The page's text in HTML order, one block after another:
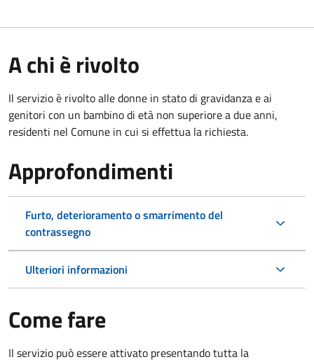
A chi è rivolto
Il servizio è rivolto alle donne in stato di gravidanza e ai
genitori con un bambino di età non superiore a due anni,
residenti nel Comune in cui si effettua la richiesta.
Approfondimenti
Furto, deterioramento o smarrimento del
contrassegno
Ulteriori informazioni
Come fare
Il servizio può essere attivato presentando tutta la